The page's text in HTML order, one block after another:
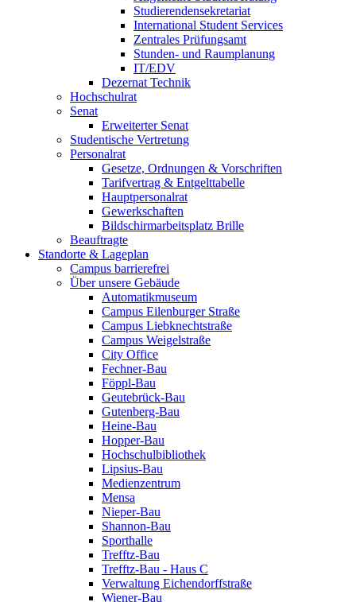
Studierendensekretariat
International Student Services
Zentrales Prüfungsamt
Stunden- und Raumplanung
IT/EDV
Dezernat Technik
Hochschulrat
Senat
Erweiterter Senat
Studentische Vertretung
Personalrat
Gesetze, Ordnungen & Vorschriften
Tarifvertrag & Entgelttabelle
Hauptpersonalrat
Gewerkschaften
Bildschirmarbeitsplatz Brille
Beauftragte
Standorte & Lageplan
Campus barrierefrei
Über unsere Gebäude
Automatikmuseum
Campus Eilenburger Straße
Campus Liebknechtstraße
Campus Weigelstraße
City Office
Fechner-Bau
Föppl-Bau
Geutebrück-Bau
Gutenberg-Bau
Heine-Bau
Hopper-Bau
Hochschulbibliothek
Lipsius-Bau
Medienzentrum
Mensa
Nieper-Bau
Shannon-Bau
Sporthalle
Trefftz-Bau
Trefftz-Bau - Haus C
Verwaltung Eichendorffstraße
Wiener-Bau